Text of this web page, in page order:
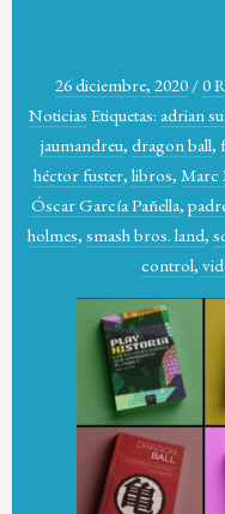
26 diciembre, 2020 /0
Noticias Etiquetas: adrian
jaumandreu, dragon ball,
héctor fuster, libros, Marc
Óscar García Pañella,
holmes, smash bros. land,
control,